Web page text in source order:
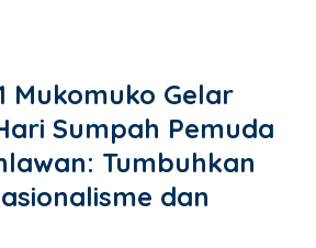
Mukomuko Gelar
Sumpah Pemuda
Tumbuhkan
dan